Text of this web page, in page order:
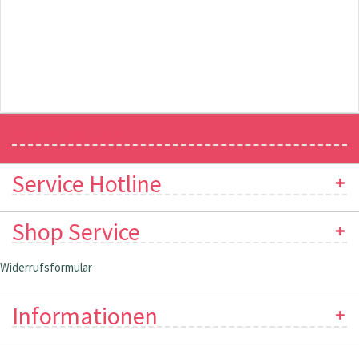
Service Hotline
Shop Service
Widerrufsformular
Informationen